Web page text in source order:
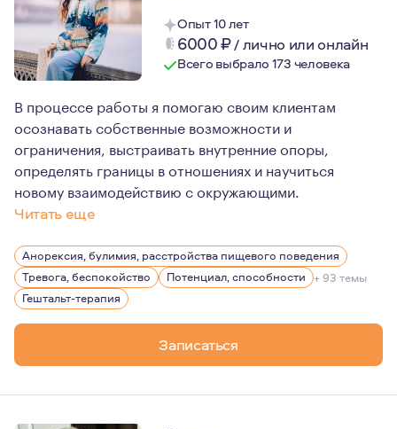
Опыт 10 лет
6000₽/лично или онлайн
Всего выбрало 173 человека
В процессе работы я помогаю своим клиентам
осознавать собственные возможности и
ограничения, выстраивать внутренние опоры,
определять границы в отношениях и научиться
новому взаимодействию с окружающими.
Читать еще
Моя жизненная философия основана на осознании
Известно, что любая эмоция выражается в теле.
Я считаю, что прежде чем приступать к вопросам
Анорексия, булимия, расстройства пищевого поведения
Тревога, беспокойство
Потенциал, способности + 93 темы
Гештальт-терапия
Записаться